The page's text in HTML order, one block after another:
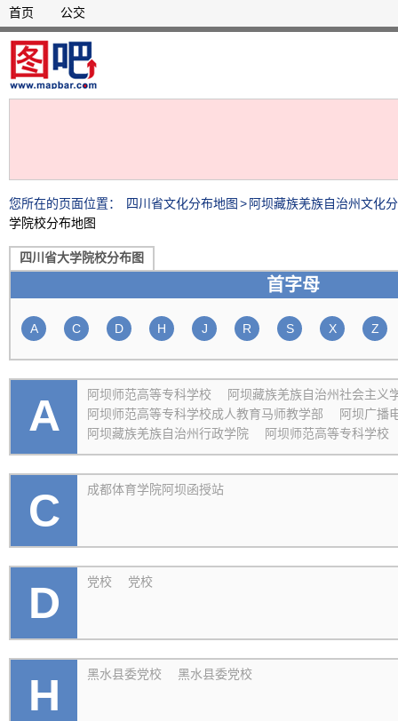
首页 公交
您所在的页面位置： 四川省文化分布地图 > 阿坝藏族羌族自治州文化
学院校分布地图
四川省大学院校分布图
首字母
A C D H J R S X Z
A 阿坝师范高等专科学校
阿坝藏族羌族自治州社会主义
阿坝师范高等专科学校成人教育马师教学部
阿坝广播
阿坝藏族羌族自治州行政学院
阿坝师范高等专科学校
C 成都体育学院阿坝函授站
D 党校 党校
H 黑水县委党校 黑水县委党校